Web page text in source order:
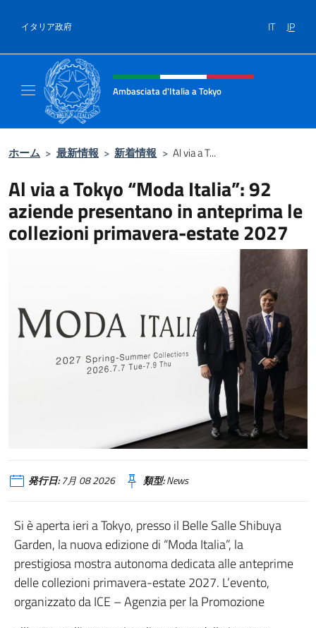
イタリア政府 IT JP
Header, social and menu of site
Ambasciata d'Italia a Tokyo
ホーム > 最新情報 > 新着情報 > Al via a T...
Al via a Tokyo “Moda Italia”: 92
aziende presentano in anteprima le
collezioni primavera-estate 2027
発行日:7月 08 2026 類型:News
Si è aperta ieri a Tokyo, presso il Belle Salle Shibuya
Garden, la nuova edizione di “Moda Italia”, la
prestigiosa mostra autonoma dedicata alle anteprime
delle collezioni primavera-estate 2027. L’evento,
organizzato da ICE – Agenzia per la Promozione